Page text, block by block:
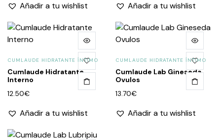
Añadir a tu wishlist Añadir a tu wishlist
CUMLAUDE HIDRATANTE ÍNTIMO
Cumlaude Hidratante
Interno
12.50€
Añadir a tu wishlist
CUMLAUDE HIDRATANTE ÍNTIMO
Cumlaude Lab Gineseda
Ovulos
13.70€
Añadir a tu wishlist